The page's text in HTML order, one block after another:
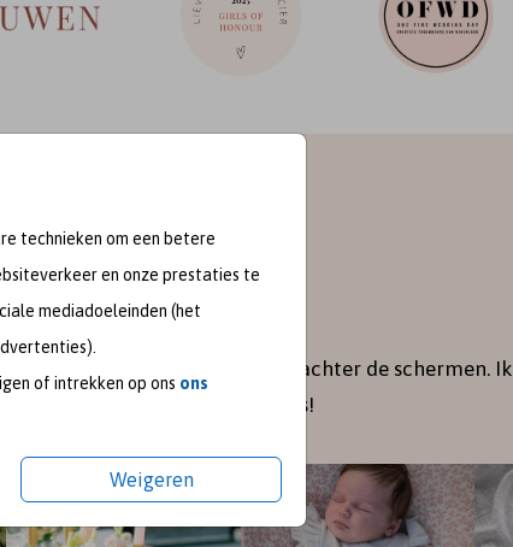
technieken om een betere
en onze prestaties te
mediadoeleinden (het
of intrekken op ons ons
Weigeren
on
MEDIA
ontwerpen en een kijkje achter de schermen. Ik
en geboortekaartjes!